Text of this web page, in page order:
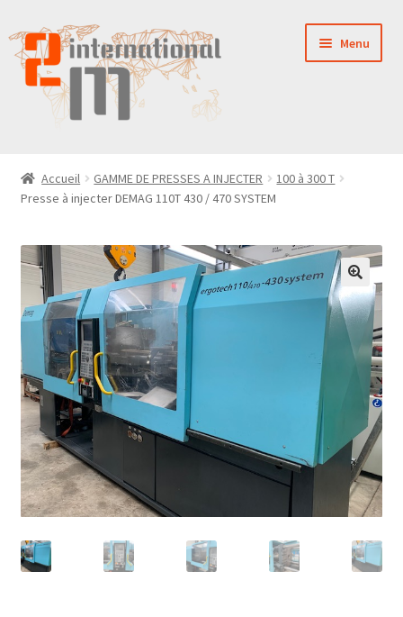
Aller
à
la
navigation
Aller
au
contenu
Menu
NOUVEAUTÉS
VENTES
PIÈCES DÉTACHÉES
CONTACT
Accueil GAMME DE PRESSES A INJECTER
100 à 300 T
Presse à injecter DEMAG 110T 430 / 470 SYSTEM